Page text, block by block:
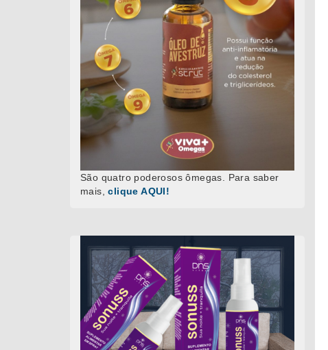
São quatro poderosos ômegas. Para saber
mais,clique AQUI!